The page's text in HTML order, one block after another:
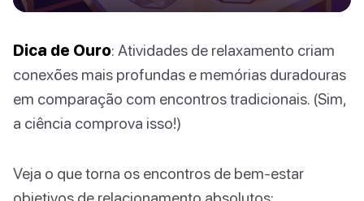
Dica de Ouro: Atividades de relaxamento criam
conexões mais profundas e memórias duradouras
em comparação com encontros tradicionais. (Sim,
a ciência comprova isso!)
Veja o que torna os encontros de bem-estar